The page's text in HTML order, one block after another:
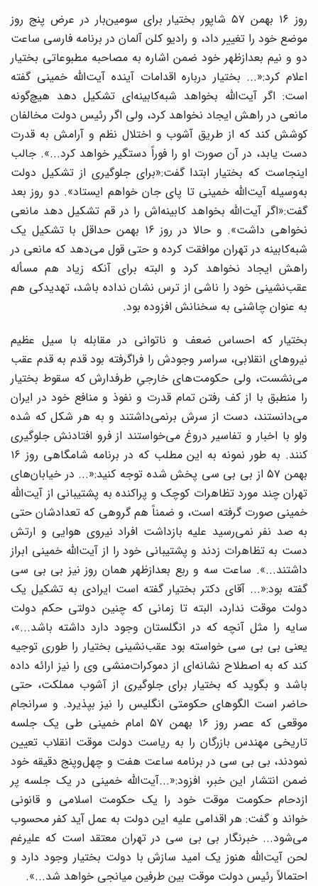
روز ۱۶ بهمن ۵۷ شاپور بختیار برای سومین‌بار در عرض پنج روز
موضع خود را تغییر داد، و رادیو کلن آلمان در برنامه فارسی ساعت
دو و نیم بعدازظهر خود ضمن اشاره به مصاحبه مطبوعاتی بختیار
اعلام کرد:«... بختیار درباره اقدامات آینده آیت‌الله خمینی گفته
است: اگر آیت‌الله بخواهد شبه‌کابینه‌ای تشکیل دهد هیچ‌گونه
مانعی در راهش ایجاد نخواهد کرد، ولی اگر رئیس دولت مخالفان
کوشش کند که از طریق آشوب و اختلال نظم و آرامش به قدرت
دست یابد، در آن صورت او را فوراً دستگیر خواهد کرد...». جالب
اینجاست که بختیار ابتدا گفت:«برای جلوگیری از تشکیل دولت
به‌وسیله آیت‌الله خمینی تا پای جان خواهم ایستاد». دو روز بعد
گفت:«اگر آیت‌الله بخواهد کابینه‌اش را در قم تشکیل دهد مانعی
نخواهی داشت». و حالا در روز ۱۶ بهمن حداقل با تشکیل یک
شبه‌کابینه در تهران موافقت کرده و حتی قول می‌دهد که مانعی در
راهش ایجاد نخواهد کرد و البته برای آنکه زیاد هم مسأله
عقب‌نشینی خود را ناشی از ترس نشان نداده باشد، تهدیدکی هم
به عنوان چاشنی به سخنانش افزوده بود.
بختیار که احساس ضعف و ناتوانی در مقابله با سیل عظیم
نیروهای انقلابی، سراسر وجودش را فراگرفته بود قدم به قدم عقب
می‌نشست، ولی حکومت‌های خارجیِ طرفدارش که سقوط بختیار
را منطبق با از کف رفتن تمام قدرت و نفوذ و منافع خود در ایران
می‌دانستند، دست از سرش برنمی‌داشتند و به هر شکل که شده
ولو با اخبار و تفاسیر دروغ می‌خواستند از فرو افتادنش جلوگیری
کنند. به طور نمونه به این مطلب که در برنامه شامگاهی روز ۱۶
بهمن ۵۷ از بی بی سی پخش شده توجه کنید:«... در خیابان‌های
تهران چند مورد تظاهرات کوچک و پراکنده به پشتیبانی از آیت‌الله
خمینی صورت گرفته است، و ضمناً هم گروهی که تعدادشان حتی
به صد نفر نمی‌رسید علیه بازداشت افراد نیروی هوایی و ارتش
دست به تظاهرات زدند و پشتیبانی خود را از آیت‌الله خمینی ابراز
داشتند...». ساعت سه و ربع بعدازظهر همان روز نیز بی بی سی
گفته بود:«... آقای دکتر بختیار گفته است ایرادی به تشکیل یک
دولت موقت ندارد، البته تا زمانی که چنین دولتی حکم دولت
سایه را مثل آنچه که در انگلستان وجود دارد داشته باشد...»،
یعنی بی بی سی خواسته بود عقب‌نشینی بختیار را طوری توجیه
کند که به اصطلاح نشانه‌ای از دموکرات‌منشی وی را نیز ارائه داده
باشد و بگوید که بختیار برای جلوگیری از آشوب مملکت، حتی
حاضر است الگوهای حکومتی انگلیس را نیز بپذیرد. و سرانجام
موقعی که عصر روز ۱۶ بهمن ۵۷ امام خمینی طی یک جلسه
تاریخی مهندس بازرگان را به ریاست دولت موقت انقلاب تعیین
نمودند، بی بی سی در برنامه ساعت هفت و چهل‌وپنج دقیقه خود
ضمن انتشار این خبر، افزود:«...آیت‌الله خمینی در یک جلسه پر
ازدحام حکومت موقت خود را یک حکومت اسلامی و قانونی
خواند و گفت: هر اقدامی علیه این دولت به عمل آید کفر محسوب
می‌شود... خبرنگار بی بی سی در تهران معتقد است که علیرغم
لحن آیت‌الله هنوز یک امید سازش با دولت بختیار وجود دارد و
احتمالاً رئیس دولت موقت بین طرفین میانجی خواهد شد...».